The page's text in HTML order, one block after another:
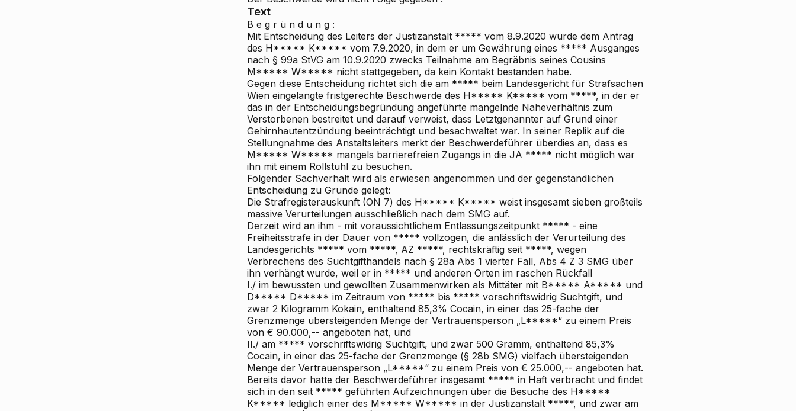
Text
B e g r ü n d u n g :
Mit Entscheidung des Leiters der Justizanstalt ***** vom 8.9.2020 wurde dem Antrag
des H***** K***** vom 7.9.2020, in dem er um Gewährung eines ***** Ausganges
nach § 99a StVG am 10.9.2020 zwecks Teilnahme am Begräbnis seines Cousins
M***** W***** nicht stattgegeben, da kein Kontakt bestanden habe.
Gegen diese Entscheidung richtet sich die am ***** beim Landesgericht für Strafsachen
Wien eingelangte fristgerechte Beschwerde des H***** K***** vom *****, in der er
das in der Entscheidungsbegründung angeführte mangelnde Naheverhältnis zum
Verstorbenen bestreitet und darauf verweist, dass Letztgenannter auf Grund einer
Gehirnhautentzündung beeinträchtigt und besachwaltet war. In seiner Replik auf die
Stellungnahme des Anstaltsleiters merkt der Beschwerdeführer überdies an, dass es
M***** W***** mangels barrierefreien Zugangs in die JA ***** nicht möglich war
ihn mit einem Rollstuhl zu besuchen.
Folgender Sachverhalt wird als erwiesen angenommen und der gegenständlichen
Entscheidung zu Grunde gelegt:
Die Strafregisterauskunft (ON 7) des H***** K***** weist insgesamt sieben großteils
massive Verurteilungen ausschließlich nach dem SMG auf.
Derzeit wird an ihm - mit voraussichtlichem Entlassungszeitpunkt ***** - eine
Freiheitsstrafe in der Dauer von ***** vollzogen, die anlässlich der Verurteilung des
Landesgerichts ***** vom *****, AZ *****, rechtskräftig seit *****, wegen
Verbrechens des Suchtgifthandels nach § 28a Abs 1 vierter Fall, Abs 4 Z 3 SMG über
ihn verhängt wurde, weil er in ***** und anderen Orten im raschen Rückfall
I./ im bewussten und gewollten Zusammenwirken als Mittäter mit B***** A***** und
D***** D***** im Zeitraum von ***** bis ***** vorschriftswidrig Suchtgift, und
zwar 2 Kilogramm Kokain, enthaltend 85,3% Cocain, in einer das 25-fache der
Grenzmenge übersteigenden Menge der Vertrauensperson „L*****“ zu einem Preis
von € 90.000,-- angeboten hat, und
II./ am ***** vorschriftswidrig Suchtgift, und zwar 500 Gramm, enthaltend 85,3%
Cocain, in einer das 25-fache der Grenzmenge (§ 28b SMG) vielfach übersteigenden
Menge der Vertrauensperson „L*****“ zu einem Preis von € 25.000,-- angeboten hat.
Bereits davor hatte der Beschwerdeführer insgesamt ***** in Haft verbracht und findet
sich in den seit ***** geführten Aufzeichnungen über die Besuche des H*****
K***** lediglich einer des M***** W***** in der Justizanstalt *****, und zwar am